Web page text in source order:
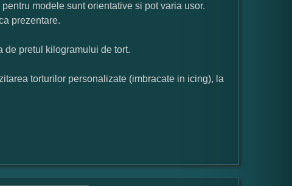
modele sunt orientative si pot varia usor.
prezentare.
de pretul kilogramului de tort.
torturilor personalizate (imbracate in icing), la